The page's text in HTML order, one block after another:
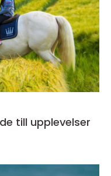
till upplevelser